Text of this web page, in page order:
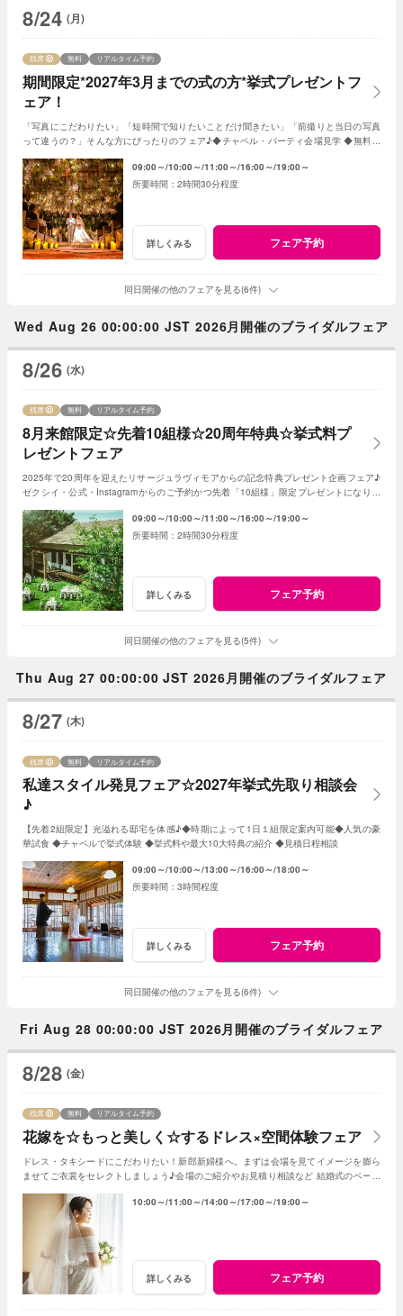
8/24 (月)
期間限定*2027年3月までの式の方*挙式プレゼントフ
ェア！
残席 無料 リアルタイム予約
「写真にこだわりたい」「短時間で知りたいことだけ聞きたい」「前撮りと当日の写真
って違うの？」そんな方にぴったりのフェア♪◆チャペル・パーティ会場見学 ◆無料フ
09:00～ 10:00～ 11:00～ 16:00～ 19:00～
2時間30分程度
詳しくみる フェア予約
同日開催の他のフェアを見る(6件)
Wed Aug 26 00:00:00 JST 2026月開催のブライダルフェア
8/26 (水)
8月来館限定☆先着10組様☆20周年特典☆挙式料プ
レゼントフェア
残席 無料 リアルタイム予約
2025年で20周年を迎えたリサージュラヴィモアからの記念特典プレゼント企画フェア♪
ゼクシイ・公式・Instagramからのご予約かつ先着「10組様」限定プレゼントになりま
09:00～ 10:00～ 11:00～ 16:00～ 19:00～
2時間30分程度
詳しくみる フェア予約
同日開催の他のフェアを見る(5件)
Thu Aug 27 00:00:00 JST 2026月開催のブライダルフェア
8/27 (木)
私達スタイル発見フェア☆2027年挙式先取り相談会
♪
残席 無料 リアルタイム予約
【先着2組限定】光溢れる邸宅を体感♪◆時期によって1日１組限定案内可能◆人気の豪
華試食 ◆チャペルで挙式体験 ◆挙式料や最大10大特典の紹介 ◆見積日程相談
09:00～ 10:00～ 13:00～ 16:00～ 18:00～
3時間程度
詳しくみる フェア予約
同日開催の他のフェアを見る(6件)
Fri Aug 28 00:00:00 JST 2026月開催のブライダルフェア
8/28 (金)
花嫁を☆もっと美しく☆するドレス×空間体験フェア
残席 無料 リアルタイム予約
ドレス・タキシードにこだわりたい！新郎新婦様へ。まずは会場を見てイメージを膨ら
ませてご衣裳をセレクトしましょう♪会場のご紹介やお見積り相談など 結婚式のベース
10:00～ 11:00～ 14:00～ 17:00～ 19:00～
詳しくみる フェア予約